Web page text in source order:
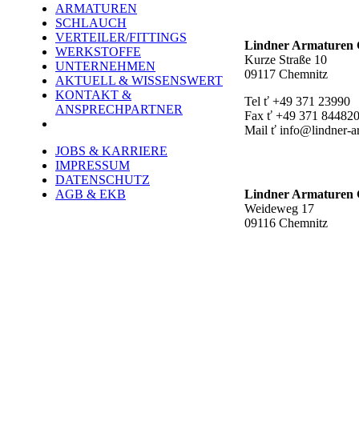
ARMATUREN
SCHLAUCH
VERTEILER/FITTINGS
WERKSTOFFE
UNTERNEHMEN
AKTUELL & WISSENSWERT
KONTAKT &
ANSPRECHPARTNER
JOBS & KARRIERE
IMPRESSUM
DATENSCHUTZ
AGB & EKB
Lindner Armaturen
Kurze Straße 10
09117 Chemnitz
Tel ť +49 371 23990
Fax ť +49 371
Mail ť info@lindner-
Lindner Armaturen
Weideweg 17
09116 Chemnitz